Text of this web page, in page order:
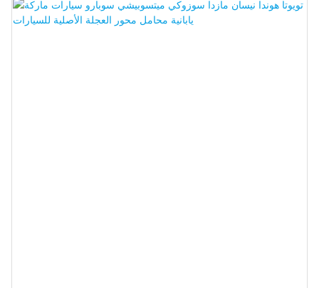
وأطقم محامل دعامات التثبيت، وغيرها.